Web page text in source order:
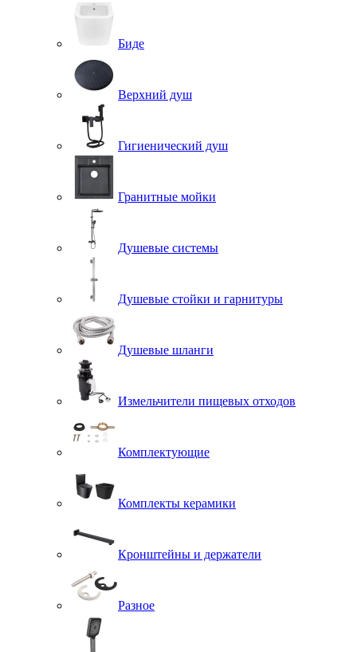
Биде
Верхний душ
Гигиенический душ
Гранитные мойки
Душевые системы
Душевые стойки и гарнитуры
Душевые шланги
Измельчители пищевых отходов
Комплектующие
Комплекты керамики
Кронштейны и держатели
Разное